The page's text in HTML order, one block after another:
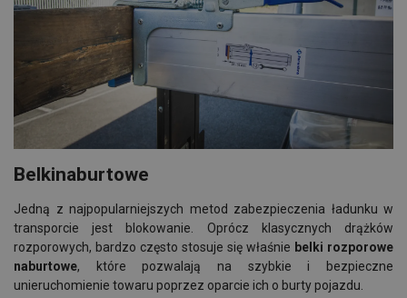
Belkinaburtowe
Jedną z najpopularniejszych metod zabezpieczenia ładunku w
transporcie jest blokowanie. Oprócz klasycznych drążków
rozporowych, bardzo często stosuje się właśnie belki rozporowe
naburtowe, które pozwalają na szybkie i bezpieczne
unieruchomienie towaru poprzez oparcie ich o burty pojazdu.